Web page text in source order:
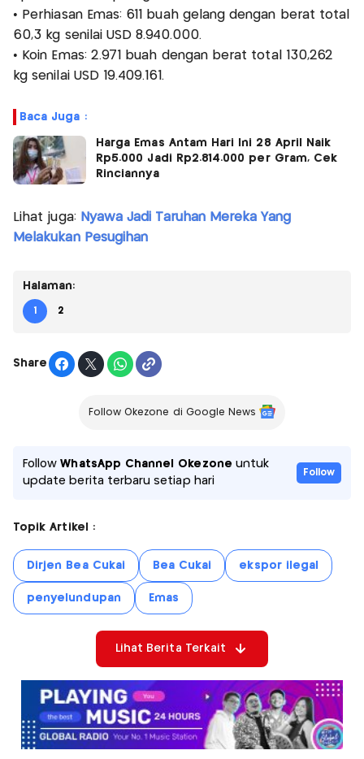
• Perhiasan Emas: 611 buah gelang dengan berat total
60,3 kg senilai USD 8.940.000.
• Koin Emas: 2.971 buah dengan berat total 130,262
kg senilai USD 19.409.161.
Baca Juga :
Harga Emas Antam Hari Ini 28 April Naik
Rp5.000 Jadi Rp2.814.000 per Gram, Cek
Rinciannya
Lihat juga: Nyawa Jadi Taruhan Mereka Yang
Melakukan Pesugihan
Halaman:
1 2
Share
Follow Okezone di Google News
FollowWhatsApp Channel Okezone untuk
update berita terbaru setiap hari
Follow
Topik Artikel :
Dirjen Bea Cukai Bea Cukai ekspor ilegal
penyelundupan Emas
Lihat Berita Terkait